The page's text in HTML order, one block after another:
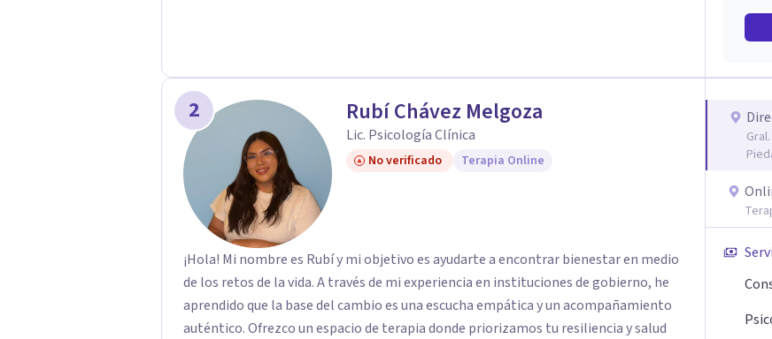
2 Rubí Chávez Melgoza
Lic. Psicología Clínica
No verificado Terapia Online
¡Hola! Mi nombre es Rubí y mi objetivo es ayudarte a encontrar bienestar en medio
de los retos de la vida. A través de mi experiencia en instituciones de gobierno, he
aprendido que la base del cambio es una escucha empática y un acompañamiento
auténtico. ​Ofrezco un espacio de terapia donde priorizamos tu resiliencia y salud